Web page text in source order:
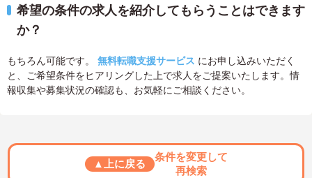
希望の条件の求人を紹介してもらうことはできます
か？
もちろん可能です。 無料転職支援サービス にお申し込みいただく
と、ご希望条件をヒアリングした上で求人をご提案いたします。情
報収集や募集状況の確認も、お気軽にご相談ください。
▲上に戻る
条件を変更して
再検索